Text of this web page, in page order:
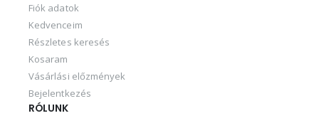
Fiók adatok
Kedvenceim
Részletes keresés
Kosaram
Vásárlási előzmények
Bejelentkezés
RÓLUNK